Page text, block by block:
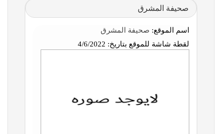
صحيفة المشرق
اسم الموقع: صحيفة المشرق
لقطة شاشة للموقع بتاريخ: